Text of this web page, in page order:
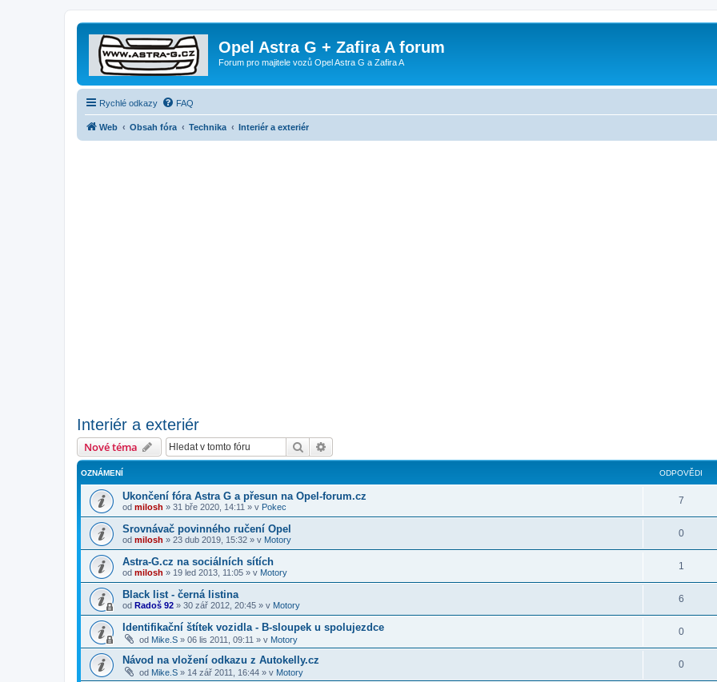
Opel Astra G + Zafira A forum
Forum pro majitele vozů Opel Astra G a Zafira A
Rychlé odkazy FAQ
Web Obsah fóra Technika Interiér a exteriér
Interiér a exteriér
Nové téma Hledat
OZNÁMENÍ ODPOVĚDI
Ukončení fóra Astra G a přesun na Opel-forum.cz
od milosh » 31 bře 2020, 14:11 » v Pokec
7
Srovnávač povinného ručení Opel
od milosh » 23 dub 2019, 15:32 » v Motory
0
Astra-G.cz na sociálních sítích
od milosh » 19 led 2013, 11:05 » v Motory
1
Black list - černá listina
od Radoš 92 » 30 zář 2012, 20:45 » v Motory
6
Identifikační štítek vozidla - B-sloupek u spolujezdce
od Mike.S » 06 lis 2011, 09:11 » v Motory
0
Návod na vložení odkazu z Autokelly.cz
od Mike.S » 14 zář 2011, 16:44 » v Motory
0